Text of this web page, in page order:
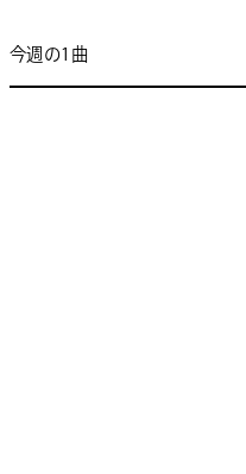
今週の1曲